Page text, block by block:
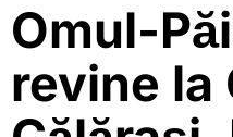
Omul-
revine la